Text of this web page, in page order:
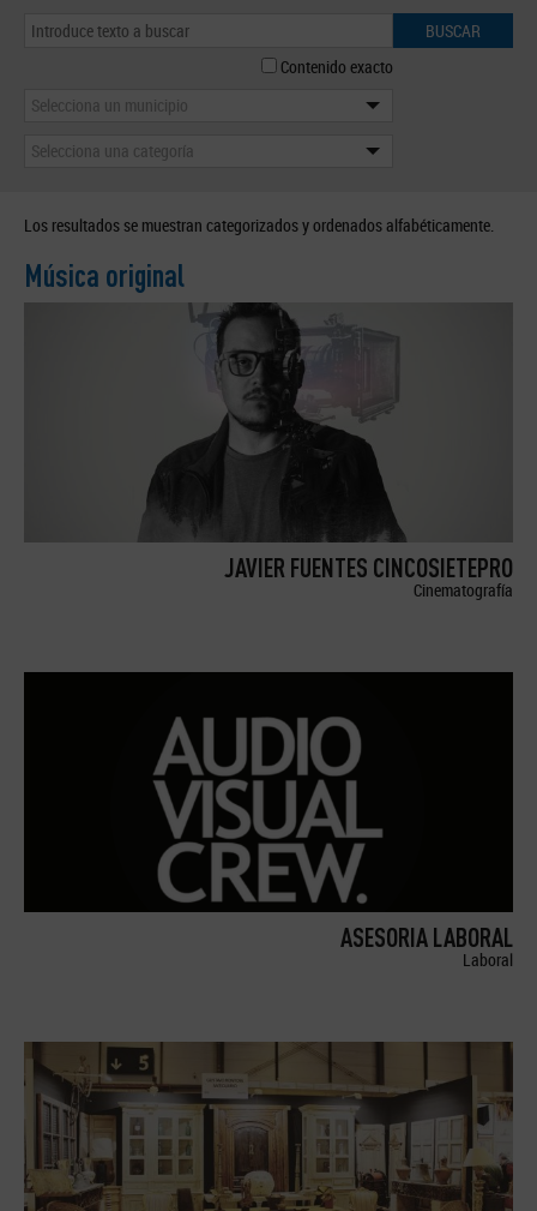
BUSCAR
Contenido exacto
Selecciona un municipio
Selecciona una categoría
Los resultados se muestran categorizados y ordenados alfabéticamente.
Música original
JAVIER FUENTES CINCOSIETEPRO
Cinematografía
ASESORIA LABORAL
Laboral